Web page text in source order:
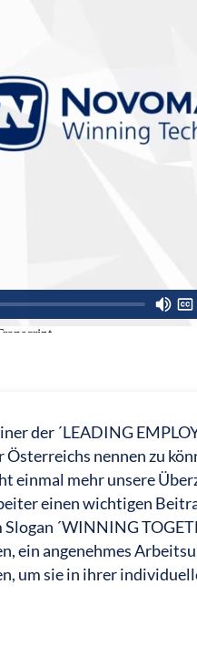
der ´LEADING
nennen zu
einmal mehr unsere
einen wichtigen
´WINNING
ein angenehmes
um sie in ihrer